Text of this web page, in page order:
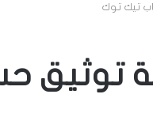
تيك توك
توثيق